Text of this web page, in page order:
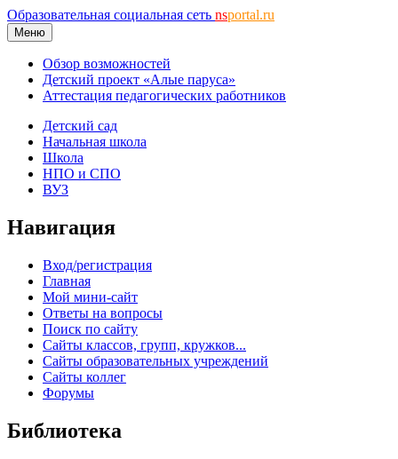
Образовательная социальная сеть nsportal.ru
Меню
Обзор возможностей
Детский проект «Алые паруса»
Аттестация педагогических работников
Детский сад
Начальная школа
Школа
НПО и СПО
ВУЗ
Навигация
Вход/регистрация
Главная
Мой мини-сайт
Ответы на вопросы
Поиск по сайту
Сайты классов, групп, кружков...
Сайты образовательных учреждений
Сайты коллег
Форумы
Библиотека